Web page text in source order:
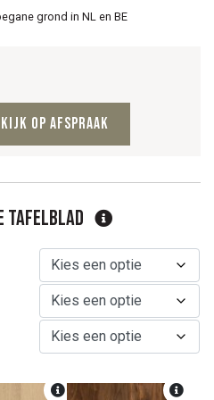
grond in NL en BE
op afspraak
tafelblad